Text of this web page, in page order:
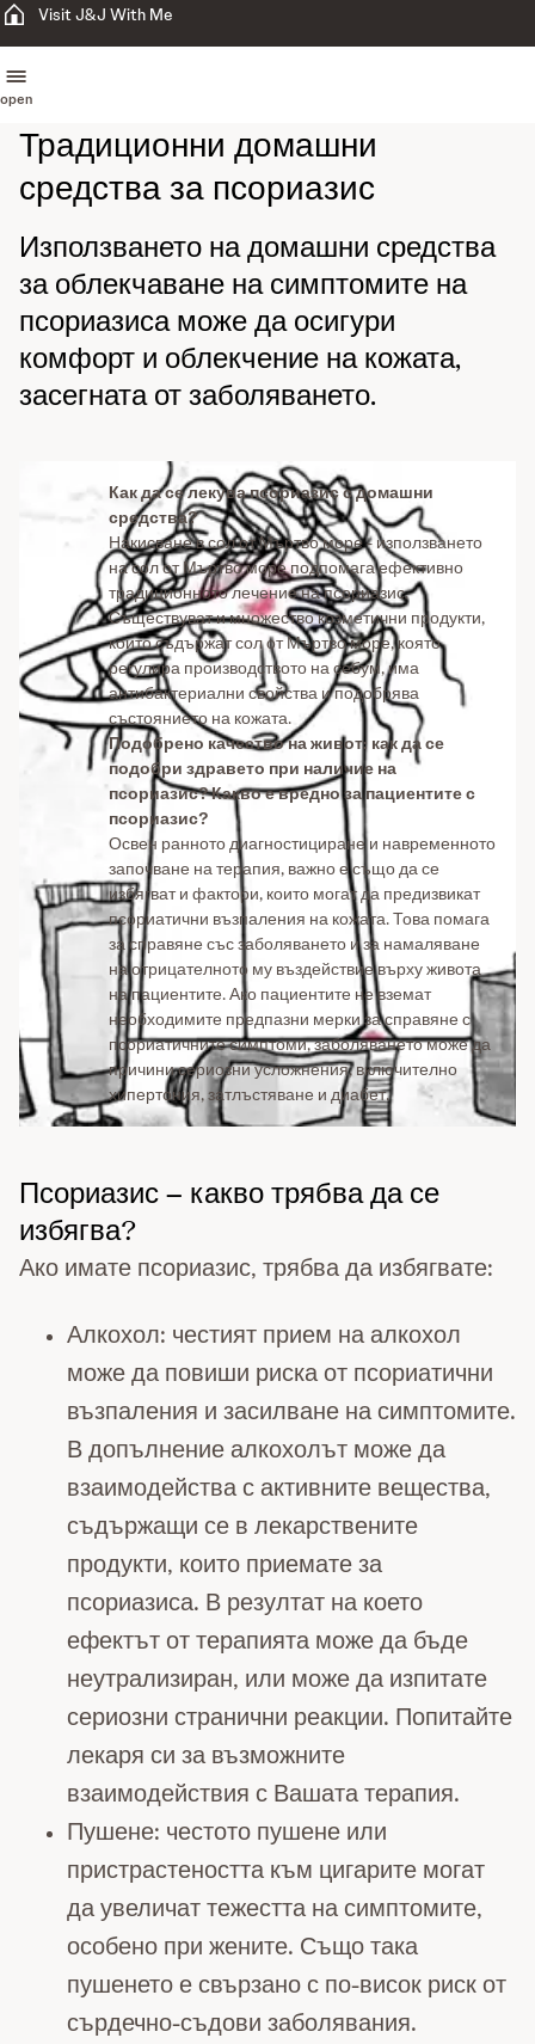
Visit J&J With Me
open
Традиционни домашни
средства за псориазис
Използването на домашни средства
за облекчаване на симптомите на
псориазиса може да осигури
комфорт и облекчение на кожата,
засегната от заболяването.
Как да се лекува псориазис с домашни
средства?
Накисване в сол от Мъртво море - използването
на сол от Мъртво море подпомага ефективно
традиционното лечение на псориазис.
Съществуват и множество козметични продукти,
които съдържат сол от Мъртво море, която
регулира производството на себум, има
антибактериални свойства и подобрява
състоянието на кожата.
Подобрено качество на живот: как да се
подобри здравето при наличие на
псориазис? Какво е вредно за пациентите с
псориазис?
Освен ранното диагностициране и навременното
започване на терапия, важно е също да се
избягват и фактори, които могат да предизвикат
псориатични възпаления на кожата. Това помага
за справяне със заболяването и за намаляване
на отрицателното му въздействие върху живота
на пациентите. Ако пациентите не вземат
необходимите предпазни мерки за справяне с
псориатичните симптоми, заболяването може да
причини сериозни усложнения, включително
хипертония, затлъстяване и диабет.
Псориазис – какво трябва да се
избягва?
Ако имате псориазис, трябва да избягвате:
Алкохол: честият прием на алкохол
може да повиши риска от псориатични
възпаления и засилване на симптомите.
В допълнение алкохолът може да
взаимодейства с активните вещества,
съдържащи се в лекарствените
продукти, които приемате за
псориазиса. В резултат на което
ефектът от терапията може да бъде
неутрализиран, или може да изпитате
сериозни странични реакции. Попитайте
лекаря си за възможните
взаимодействия с Вашата терапия.
Пушене: честото пушене или
пристрастеността към цигарите могат
да увеличат тежестта на симптомите,
особено при жените. Също така
пушенето е свързано с по-висок риск от
сърдечно-съдови заболявания.